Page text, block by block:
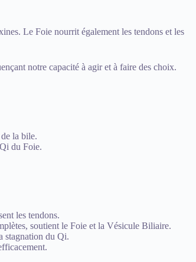
Le Foie nourrit également les tendons et les
notre capacité à agir et à faire des choix.
la bile.
du Foie.
les tendons.
soutient le Foie et la Vésicule Biliaire.
stagnation du Qi.